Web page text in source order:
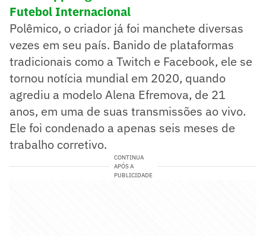
Futebol Internacional
Polêmico, o criador já foi manchete diversas
vezes em seu país. Banido de plataformas
tradicionais como a Twitch e Facebook, ele se
tornou notícia mundial em 2020, quando
agrediu a modelo Alena Efremova, de 21
anos, em uma de suas transmissões ao vivo.
Ele foi condenado a apenas seis meses de
trabalho corretivo.
CONTINUA
APÓS A
PUBLICIDADE